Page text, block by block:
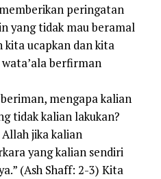
peringatan
yang tidak mau beramal
kita ucapkan dan kita
berfirman
mengapa kalian
tidak kalian lakukan?
jika kalian
yang kalian sendiri
(Ash Shaff: 2-3) Kita